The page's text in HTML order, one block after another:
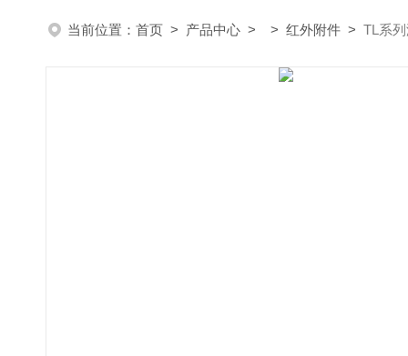
当前位置： 首页 > 产品中心 > > 红外附件 > TL系